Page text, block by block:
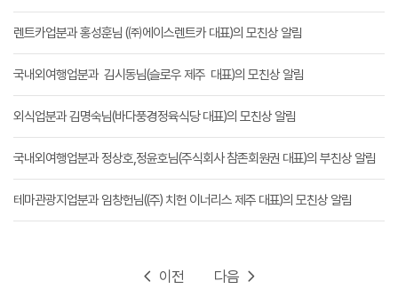
렌트카업분과 홍성훈님 (㈜에이스렌트카 대표)의 모친상 알림
국내외여행업분과 김시동님(슬로우 제주 대표)의 모친상 알림
외식업분과 김명숙님(바다풍경정육식당 대표)의 모친상 알림
국내외여행업분과 정상호,정윤호님(주식회사 참존회원권 대표)의 부친상 알림
테마관광지업분과 임창헌님((주) 치헌 이너리스 제주 대표)의 모친상 알림
이전
다음